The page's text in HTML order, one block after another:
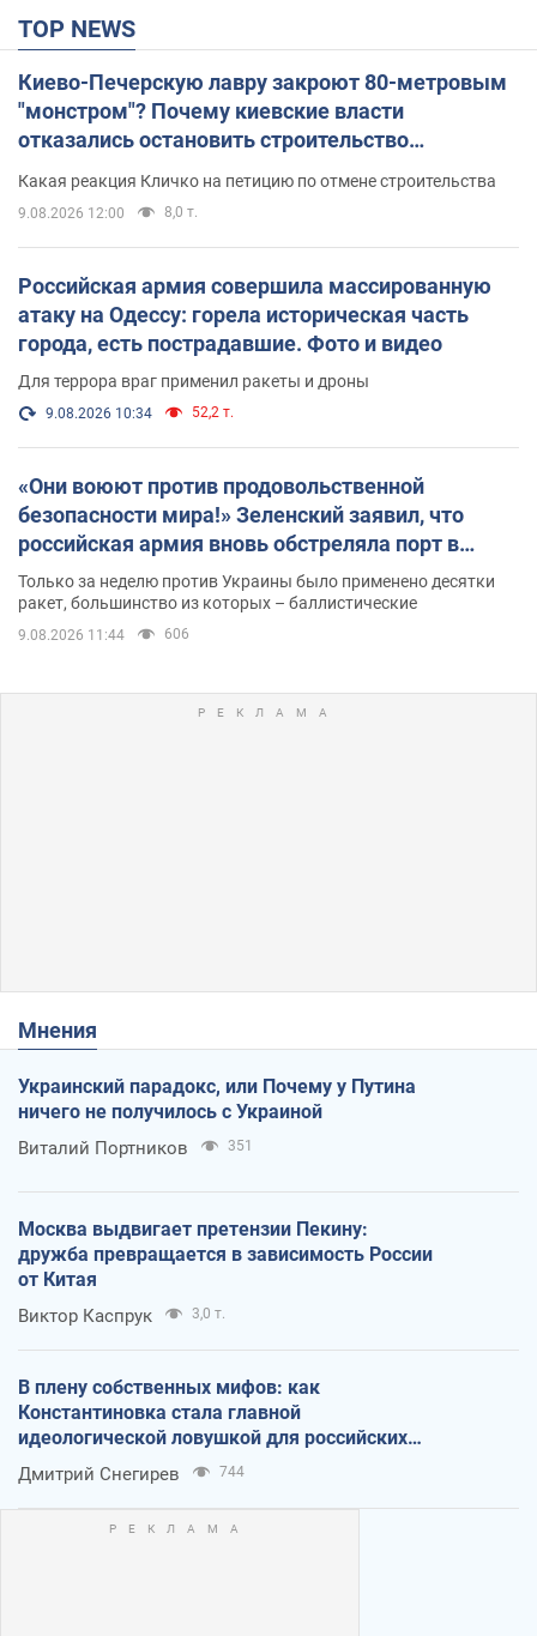
TOP NEWS
Киево-Печерскую лавру закроют 80-метровым
"монстром"? Почему киевские власти
отказались остановить строительство
небоскреба "московского верующего"
Какая реакция Кличко на петицию по отмене строительства
9.08.2026 12:00 8,0 т.
Российская армия совершила массированную
атаку на Одессу: горела историческая часть
города, есть пострадавшие. Фото и видео
Для террора враг применил ракеты и дроны
9.08.2026 10:34 52,2 т.
«Они воюют против продовольственной
безопасности мира!» Зеленский заявил, что
российская армия вновь обстреляла порт в
Одессе
Только за неделю против Украины было применено десятки
ракет, большинство из которых – баллистические
9.08.2026 11:44 606
Мнения
Украинский парадокс, или Почему у Путина
ничего не получилось с Украиной
Виталий Портников 351
Москва выдвигает претензии Пекину:
дружба превращается в зависимость России
от Китая
Виктор Каспрук 3,0 т.
В плену собственных мифов: как
Константиновка стала главной
идеологической ловушкой для российских
оккупантов
Дмитрий Снегирев 744